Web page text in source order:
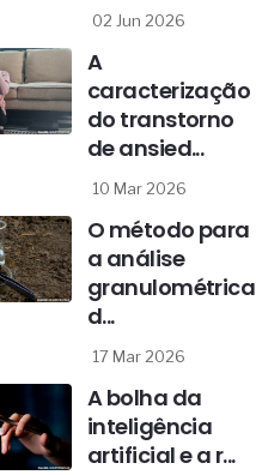
02 Jun 2026
A
caracterização
do transtorno
de ansied...
10 Mar 2026
O método para
a análise
granulométrica
d...
17 Mar 2026
A bolha da
inteligência
artificial e a r...